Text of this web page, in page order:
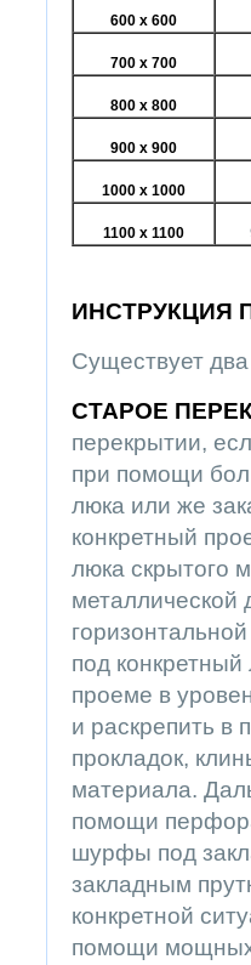
600 х 600
700 х 700
800 х 800
900 х 900
1000 х 1000
1100 х 1100
ИНСТРУКЦИЯ
Существует
СТАРОЕ
перекрытии,
при помощи
люка или же
конкретный
люка скрытого
металлической
под
проеме в
и раскрепить
прокладок,
материала.
помощи
шурфы под
закладным
конкретной
помощи мощных